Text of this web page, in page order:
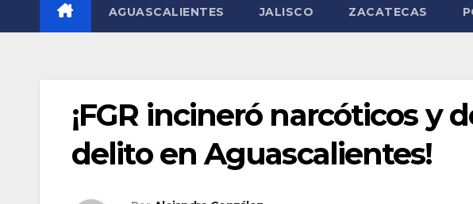
AGUASCALIENTES JALISCO ZACATECAS
¡FGR incineró narcóticos y
delito en Aguascalientes!